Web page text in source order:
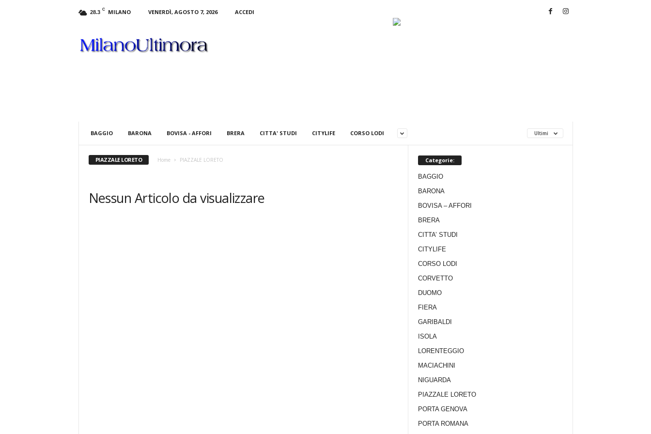
28.3 C MILANO VENERDÌ, AGOSTO 7, 2026
ACCEDI
a
r
BAGGIO BARONA BOVISA - AFFORI BRERA CITTA' STUDI CITYLIFE CORSO LODI Ultimi
PIAZZALE LORETO Home PIAZZALE LORETO
Nessun Articolo da visualizzare
Categorie:
BAGGIO
BARONA
BOVISA – AFFORI
BRERA
CITTA’ STUDI
CITYLIFE
CORSO LODI
CORVETTO
DUOMO
FIERA
GARIBALDI
ISOLA
LORENTEGGIO
MACIACHINI
NIGUARDA
PIAZZALE LORETO
PORTA GENOVA
PORTA ROMANA